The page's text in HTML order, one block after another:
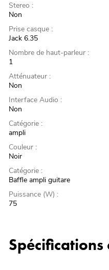
Stereo :
Non
Prise casque :
Jack 6.35
Nombre de haut-parleur :
1
Atténuateur :
Non
Interface Audio :
Non
Catégorie :
ampli
Couleur :
Noir
Catégorie :
Baffle ampli guitare
Puissance (W) :
75